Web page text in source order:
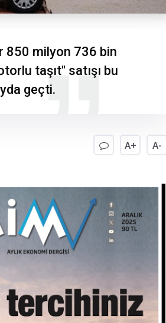
850 milyon 736 bin
taşıt" satışı bu
geçti.
A+ A-